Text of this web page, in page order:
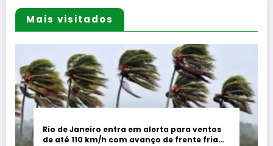
Mais visitados
Rio de Janeiro entra em alerta para ventos
de até 110 km/h com avanço de frente fria